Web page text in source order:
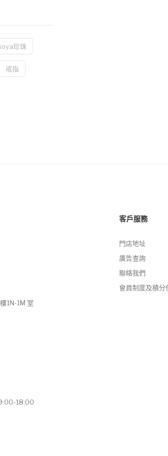
珍珠
戒指
1N-1M 室
18:00
客戶服務
門店地址
廣告查詢
聯絡我們
會員制度及積分